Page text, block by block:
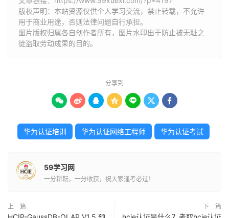
版权声明：本站资源仅供个人学习交流，禁止转载，不允许
用于商业用途，否则法律问题自行承担。
图片版权归属各自创作者所有，图片水印出于防止被无耻之
徒盗取劳动成果的目的。
分享到
      
华为认证培训 华为认证网络工程师 华为认证考试
59学习网
一分耕耘，一分收获，祝大家逢考必过！
上一篇 下一篇